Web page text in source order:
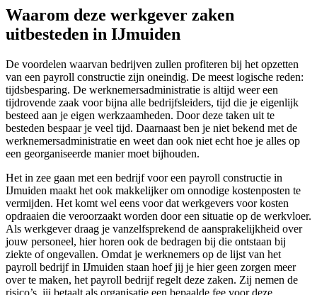
Waarom deze werkgever zaken
uitbesteden in IJmuiden
De voordelen waarvan bedrijven zullen profiteren bij het opzetten
van een payroll constructie zijn oneindig. De meest logische reden:
tijdsbesparing. De werknemersadministratie is altijd weer een
tijdrovende zaak voor bijna alle bedrijfsleiders, tijd die je eigenlijk
besteed aan je eigen werkzaamheden. Door deze taken uit te
besteden bespaar je veel tijd. Daarnaast ben je niet bekend met de
werknemersadministratie en weet dan ook niet echt hoe je alles op
een georganiseerde manier moet bijhouden.
Het in zee gaan met een bedrijf voor een payroll constructie in
IJmuiden maakt het ook makkelijker om onnodige kostenposten te
vermijden. Het komt wel eens voor dat werkgevers voor kosten
opdraaien die veroorzaakt worden door een situatie op de werkvloer.
Als werkgever draag je vanzelfsprekend de aansprakelijkheid over
jouw personeel, hier horen ook de bedragen bij die ontstaan bij
ziekte of ongevallen. Omdat je werknemers op de lijst van het
payroll bedrijf in IJmuiden staan hoef jij je hier geen zorgen meer
over te maken, het payroll bedrijf regelt deze zaken. Zij nemen de
risico’s, jij betaalt als organisatie een bepaalde fee voor deze